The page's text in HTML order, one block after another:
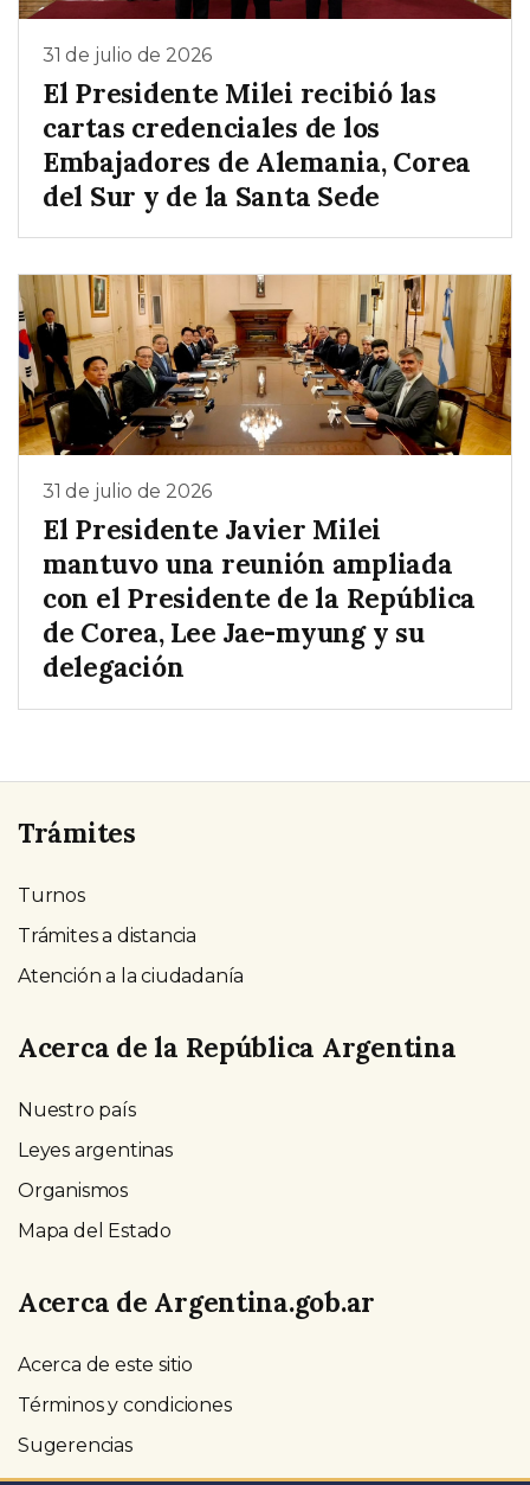
31 de julio de 2026
El Presidente Milei recibió las
cartas credenciales de los
Embajadores de Alemania, Corea
del Sur y de la Santa Sede
31 de julio de 2026
El Presidente Javier Milei
mantuvo una reunión ampliada
con el Presidente de la República
de Corea, Lee Jae-myung y su
delegación
Trámites
Turnos
Trámites a distancia
Atención a la ciudadanía
Acerca de la República Argentina
Nuestro país
Leyes argentinas
Organismos
Mapa del Estado
Acerca de Argentina.gob.ar
Acerca de este sitio
Términos y condiciones
Sugerencias